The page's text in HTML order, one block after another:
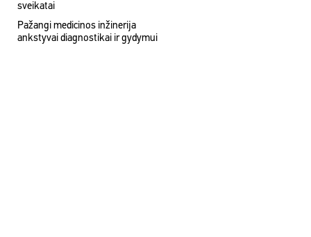
sveikatai
Pažangi medicinos inžinerija
ankstyvai diagnostikai ir gydymui